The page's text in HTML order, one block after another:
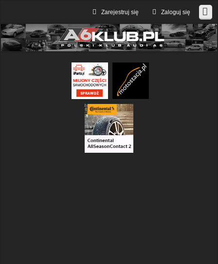
Zaloguj się
Zarejestruj się